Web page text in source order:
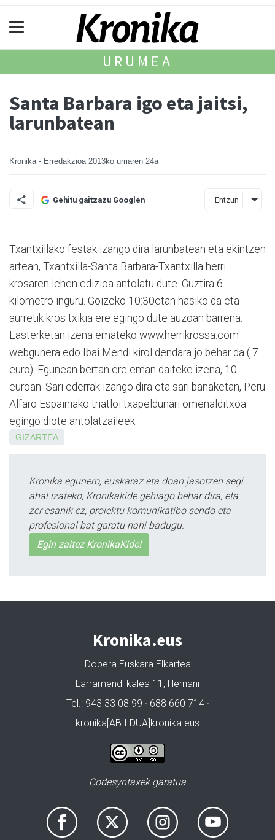
URUMEA
Santa Barbara igo eta jaitsi,
larunbatean
Kronika - Erredakzioa 2013ko urriaren 24a
Gehitu gaitzazu Googlen Entzun
Txantxillako festak izango dira larunbatean eta ekintzen
artean, Txan­txilla-Santa Barbara-Txantxilla herri
krosaren lehen edizioa antolatu dute. Guztira 6
kilometro inguru. Goizeko 10:30etan hasiko da eta
aurretik kros txikia ere egingo dute auzoan barrena.
Lasterketan izena emateko www.herrikrossa.com
webgunera edo Ibai Mendi kirol dendara jo behar da ( 7
euro). Egunean bertan ere eman daiteke izena, 10
euroan. Sari ederrak izango dira eta sari banaketan, Peru
Alfaro Espai­niako triatloi txapeldunari omenalditxoa
egingo diote antolatzaileek.
GIZARTEA
Kronika egunero, euskaraz eta doan jasotzen segi
ahal izateko, Kronikakide gehiago behar dira, eta
zer esanik ez, proiektu komunikatibo sendo eta
profesional bat garatu nahi badugu.
Egin zaitez KronikaKide!
Kronika.eus
Dobera Euskara Elkartea
Larramendi kalea 11, Hernani
Tel.: 943 33 08 99 · 688 660 714 ·
kronika[ABILDUA]kronika.eus
Codesyntaxek garatua